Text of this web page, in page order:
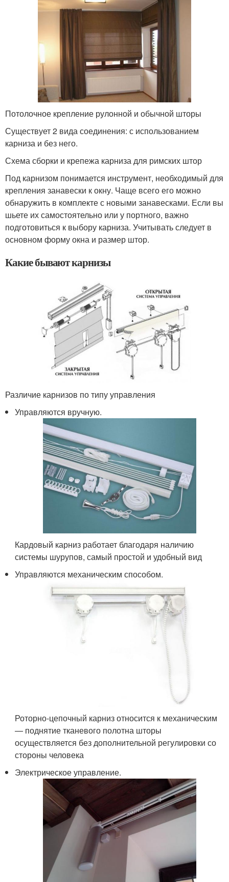
Потолочное крепление рулонной и обычной шторы
Существует 2 вида соединения: с использованием
карниза и без него.
Схема сборки и крепежа карниза для римских штор
Под карнизом понимается инструмент, необходимый для
крепления занавески к окну. Чаще всего его можно
обнаружить в комплекте с новыми занавесками. Если вы
шьете их самостоятельно или у портного, важно
подготовиться к выбору карниза. Учитывать следует в
основном форму окна и размер штор.
Какие бывают карнизы
Различие карнизов по типу управления
Управляются вручную.
Кардовый карниз работает благодаря наличию
системы шурупов, самый простой и удобный вид
Управляются механическим способом.
Роторно-цепочный карниз относится к механическим
— поднятие тканевого полотна шторы
осуществляется без дополнительной регулировки со
стороны человека
Электрическое управление.